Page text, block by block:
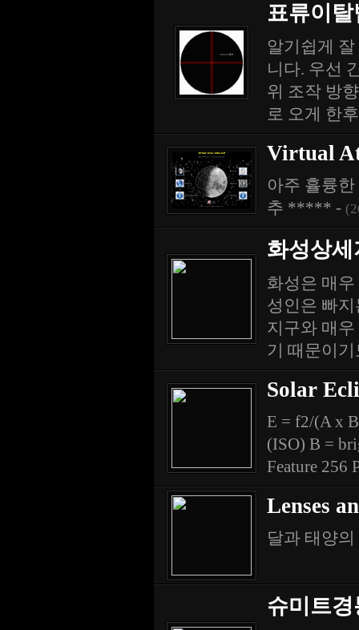
표류이
알기쉽게
니다. 우선
위 조작 방
로 오게 한
Virtual
아주 휼륭
추 ***** -
화성상세
화성은 매
성인은 빠
지구와 매
기 때문이
Solar
E = f2/(A x
(ISO) B =
Feature 256
Lenses
달과 태양
슈미트